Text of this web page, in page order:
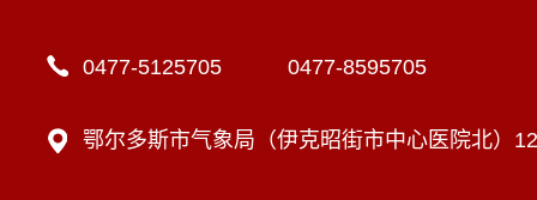
0477-5125705 0477-8595705
鄂尔多斯市气象局（伊克昭街市中心医院北）